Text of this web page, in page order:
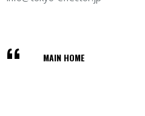
MAIN HOME